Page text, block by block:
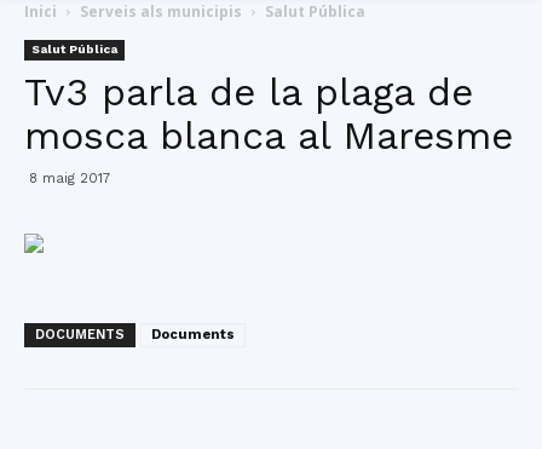
Comarcal
Inici Serveis als municipis Salut Pública
Salut Pública
Tv3 parla de la plaga de
mosca blanca al Maresme
8 maig 2017
DOCUMENTS Documents